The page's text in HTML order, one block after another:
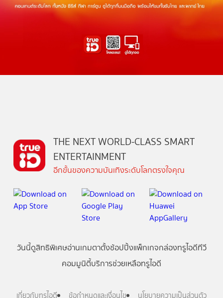
THE NEXT WORLD-CLASS SMART
ENTERTAINMENT
อีกขั้นของความบันเทิงระดับโลกตรงใจคุณ
วันนี้ดูสิทธิพิเศษอ่านเกมตาตั้งช้อปปิ้งแพ็กเกจกล่องทรูไอดีทีวี
คอมมูนิตี้บริการช่วยเหลือทรูไอดี